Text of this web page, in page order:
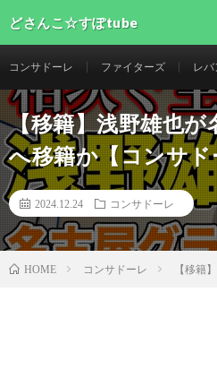
どさんこ☆すぽtube
コンサドーレ ファイターズ レ
【移籍】浅野雄也
へ移籍か【コンサド
2024.12.24 コンサドーレ
HOME コンサドーレ 【移籍